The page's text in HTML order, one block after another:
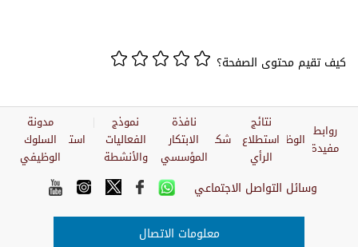
كيف تقيم محتوى الصفحة؟
روابط
مفيدة الوظائف
نتائج
استطلاع
الرأي
شكاوي
نافذة
الابتكار
المؤسسي
نموذج
الفعاليات
والأنشطة
استبيان
مدونة
السلوك
الوظيفي
وسائل التواصل الاجتماعي
معلومات الاتصال